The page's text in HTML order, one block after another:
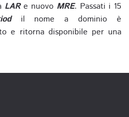
LARe nuovo MRE. Passati i 15
il nome a dominio è
e ritorna disponibile per una